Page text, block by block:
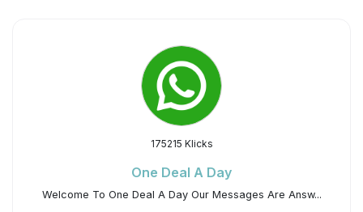
175215 Klicks
One Deal A Day
Welcome To One Deal A Day Our Messages Are Answ...